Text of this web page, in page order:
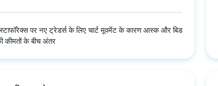
पर नए ट्रेडर्स के लिए चार्ट मूवमेंट के कारण आस्क और बिड
कीमतों के बीच अंतर